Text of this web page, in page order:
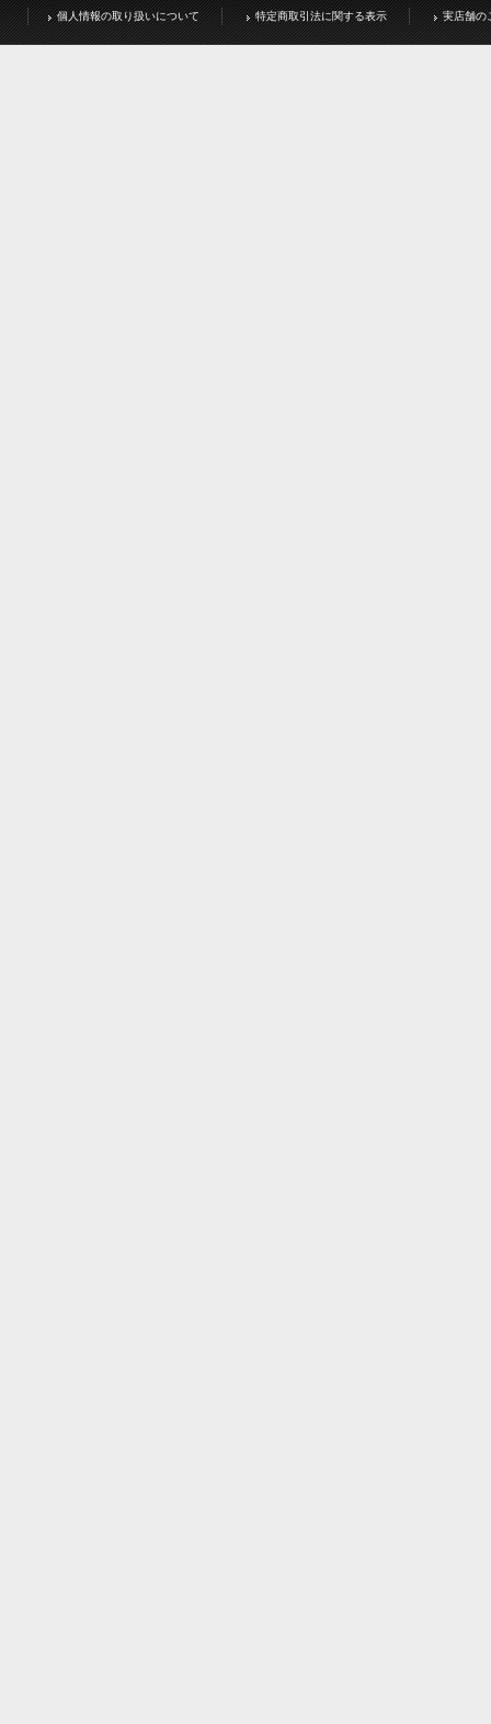
個人情報の取り扱いについて 特定商取引法に関する表示 実店舗の